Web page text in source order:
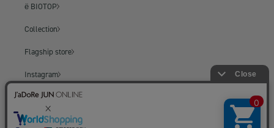
ё BIOTOP
Collection
Flagship store
Instagram
BIOTOP
BIOTOP ONLINE